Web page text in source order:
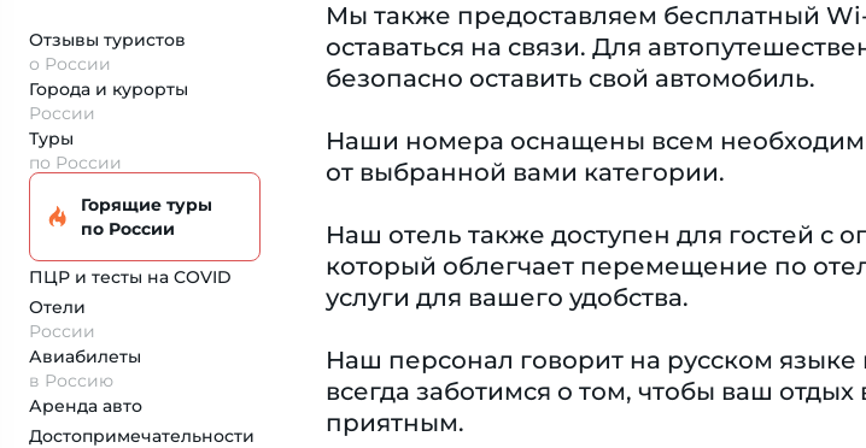
Отзывы туристов
о России
Города и курорты
России
Туры
по России
Горящие туры
по России
ПЦР и тесты на COVID
Отели
России
Авиабилеты
в Россию
Аренда авто
Достопримеча­тельности
Мы также предоставляем бесплатный
оставаться на связи. Для
безопасно оставить свой автомобиль.
Наши номера оснащены всем
от выбранной вами категории.
Наш отель также доступен для гостей с
который облегчает перемещение по
услуги для вашего удобства.
Наш персонал говорит на русском
всегда заботимся о том, чтобы ваш
приятным.